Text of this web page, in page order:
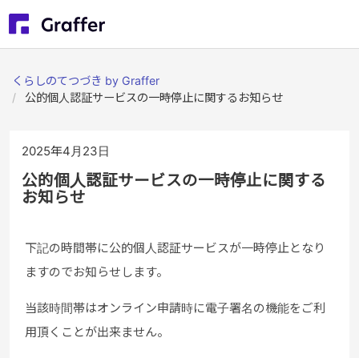
くらしのてつづき by Graffer
公的個人認証サービスの一時停止に関するお知らせ
2025年4月23日
公的個人認証サービスの一時停止に関する
お知らせ
下記の時間帯に公的個人認証サービスが一時停止となり
ますのでお知らせします。
当該時間帯はオンライン申請時に電子署名の機能をご利
用頂くことが出来ません。